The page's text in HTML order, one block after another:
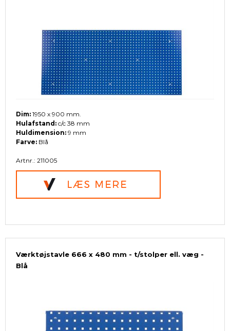
Dim: 1950 x 900 mm.
Hulafstand: c/c 38 mm
Huldimension: 9 mm
Farve: Blå
Artnr.: 211005
Værktøjstavle 666 x 480 mm - t/stolper ell. væg -
Blå